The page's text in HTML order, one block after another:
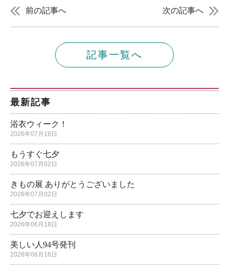
前の記事へ 次の記事へ
記事一覧へ
最新記事
浴衣ウィーク！
2026年07月18日
もうすぐ七夕
2026年07月02日
きもの展 ありがとうございました
2026年07月02日
七夕でお迎えします
2026年06月18日
美しい人94号発刊
2026年06月16日